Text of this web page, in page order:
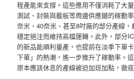
程產能來支撐。這些應用不僅消耗了大
測試、封裝與載板等周邊供應鏈的稼動
奈米、40奈米、甚至8吋廠的部分產線
穩定挹注而維持高檔運轉。此外，部分
的新品能順利量產，也提前在淡季下單
下單」的熱潮，進一步推升了稼動率。
原本應該休息的產線被迫加班加點，徹